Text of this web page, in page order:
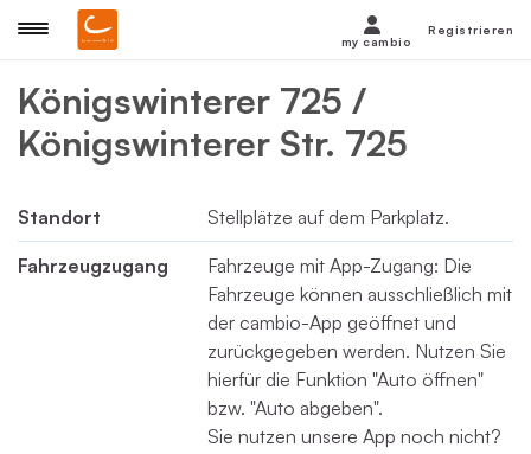
Königswinterer 725 /
Königswinterer Str. 725
Standort Stellplätze auf dem Parkplatz.
Fahrzeugzugang
Fahrzeuge mit App-Zugang: Die
Fahrzeuge können ausschließlich mit
der cambio-App geöffnet und
zurückgegeben werden. Nutzen Sie
hierfür die Funktion "Auto öffnen"
bzw. "Auto abgeben".
Sie nutzen unsere App noch nicht?
my cambio
Registrieren